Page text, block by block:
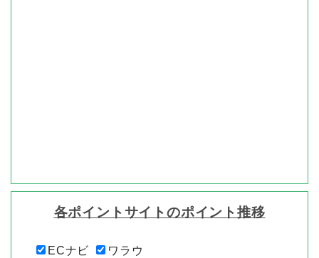
各ポイントサイトのポイント推移
ECナビ ワラウ